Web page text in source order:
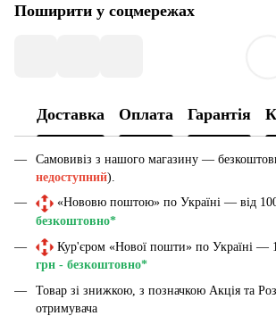
Поширити у соцмережах
Доставка Оплата Гарантія
Самовивіз з нашого магазину —
недоступний).
«Нововю поштою» по Україні — від
безкоштовно*
Кур'єром «Нової пошти» по Україні —
грн - безкоштовно*
Товар зі знижкою, з позначкою Акція та
отримувача